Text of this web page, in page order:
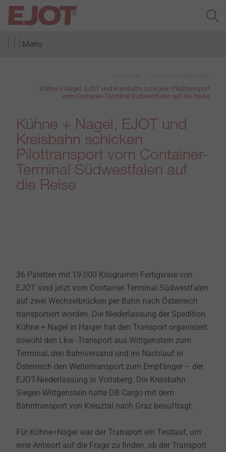
Menu
Kühne + Nagel, EJOT und Kreisbahn schicken Pilottransport
vom Container-Terminal Südwestfalen auf die Reise
Kühne + Nagel, EJOT und
Kreisbahn schicken
Pilottransport vom Container-
Terminal Südwestfalen auf
die Reise
36 Paletten mit 19.000 Kilogramm Fertigware von
EJOT sind jetzt vom Container-Terminal Südwestfalen
auf zwei Wechselbrücken per Bahn nach Österreich
transportiert worden. Die Niederlassung der Spedition
Kühne + Nagel in Haiger hat den Transport organisiert:
sowohl den Lkw -Transport aus Wittgenstein zum
Terminal, den Bahnversand und im Nachlauf in
Österreich den Weitertransport zum Empfänger – der
EJOT-Niederlassung in Voitsberg. Die Kreisbahn
Siegen-Wittgenstein hatte DB Cargo mit dem
Bahntransport von Kreuztal nach Graz beauftragt.
Für Kühne+Nagel war der Transport ein Testlauf, um
eine Antwort auf die Frage zu finden, ob der Transport